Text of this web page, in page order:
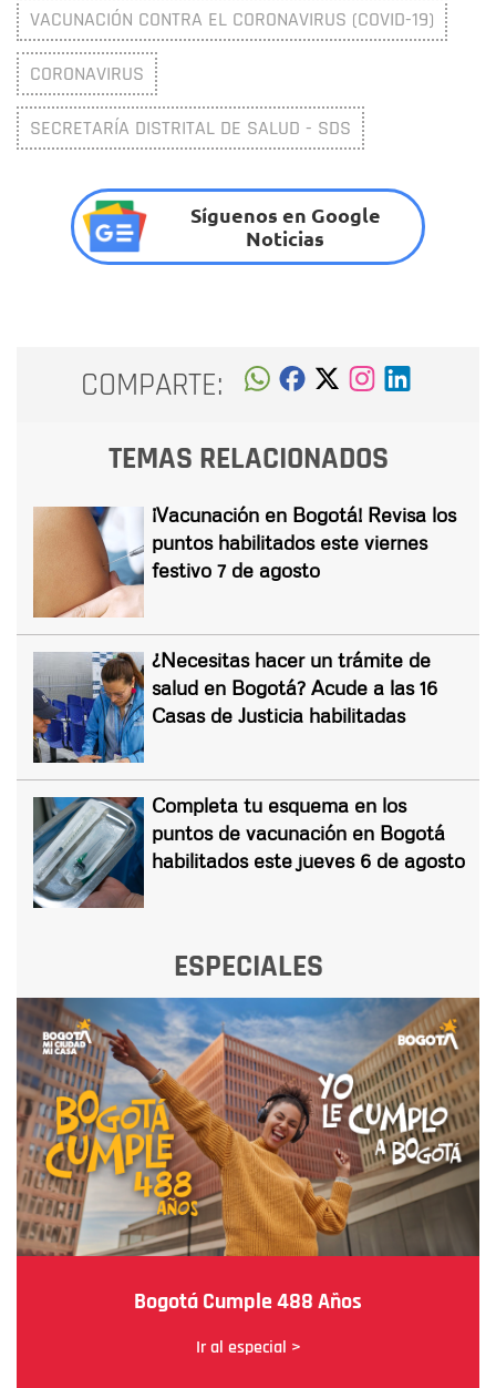
VACUNACIÓN CONTRA EL CORONAVIRUS (COVID-19)
CORONAVIRUS
SECRETARÍA DISTRITAL DE SALUD - SDS
Síguenos en Google
Noticias
COMPARTE:
TEMAS RELACIONADOS
¡Vacunación en Bogotá! Revisa los
puntos habilitados este viernes
festivo 7 de agosto
¿Necesitas hacer un trámite de
salud en Bogotá? Acude a las 16
Casas de Justicia habilitadas
Completa tu esquema en los
puntos de vacunación en Bogotá
habilitados este jueves 6 de agosto
ESPECIALES
Bogotá Cumple 488 Años
Ir al especial >